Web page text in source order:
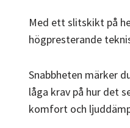
Med ett slitskikt på
högpresterande
Snabbheten märker
låga krav på hur det
komfort och